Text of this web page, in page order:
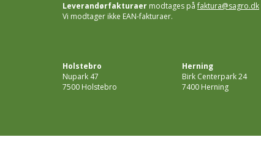
Leverandørfakturaer modtages påfaktura@sagro.dk
Vi modtager ikke EAN-fakturaer.
Holstebro
Nupark 47
7500 Holstebro
Herning
Birk Centerpark 24
7400 Herning